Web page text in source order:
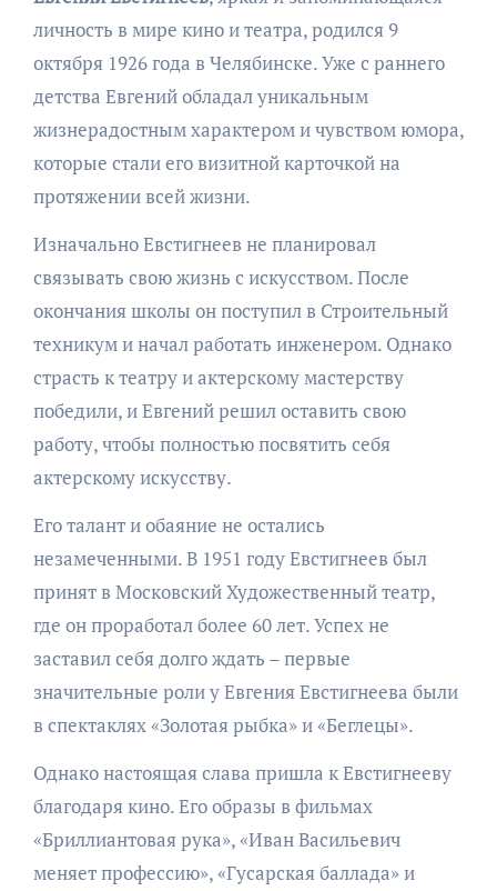
личность в мире кино и театра, родился 9
октября 1926 года в Челябинске. Уже с раннего
детства Евгений обладал уникальным
жизнерадостным характером и чувством юмора,
которые стали его визитной карточкой на
протяжении всей жизни.
Изначально Евстигнеев не планировал
связывать свою жизнь с искусством. После
окончания школы он поступил в Строительный
техникум и начал работать инженером. Однако
страсть к театру и актерскому мастерству
победили, и Евгений решил оставить свою
работу, чтобы полностью посвятить себя
актерскому искусству.
Его талант и обаяние не остались
незамеченными. В 1951 году Евстигнеев был
принят в Московский Художественный театр,
где он проработал более 60 лет. Успех не
заставил себя долго ждать – первые
значительные роли у Евгения Евстигнеева были
в спектаклях «Золотая рыбка» и «Беглецы».
Однако настоящая слава пришла к Евстигнееву
благодаря кино. Его образы в фильмах
«Бриллиантовая рука», «Иван Васильевич
меняет профессию», «Гусарская баллада» и